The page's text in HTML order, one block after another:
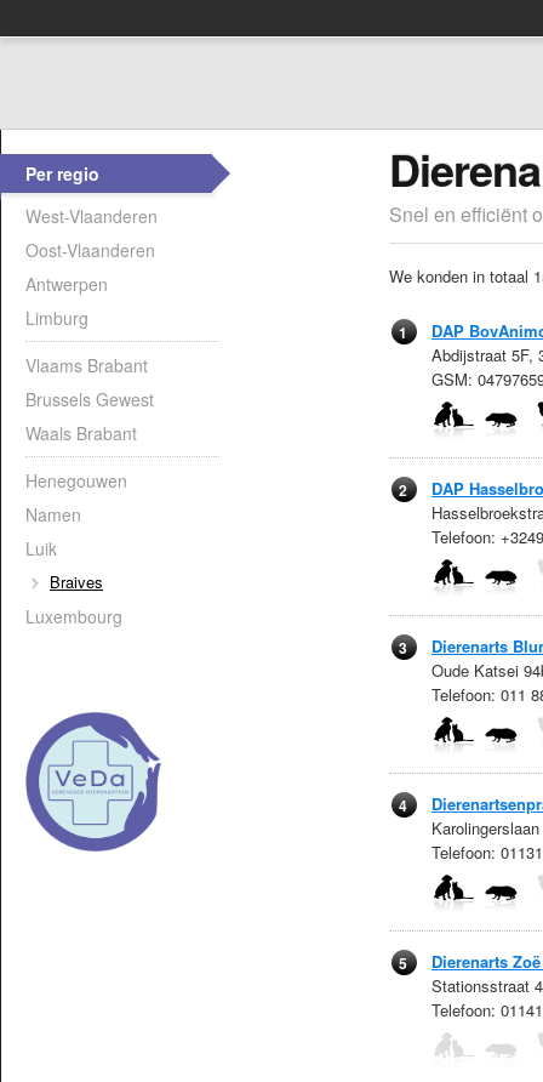
Per regio
West-Vlaanderen
Oost-Vlaanderen
Antwerpen
Limburg
Vlaams Brabant
Brussels Gewest
Waals Brabant
Henegouwen
Namen
Luik
Braives
Luxembourg
Snel en efficiënt
We konden in totaal
1
DAP
Abdijstraat 5F,
GSM:
2
DAP
Telefoon:
3
Dierenarts
Oude Katsei
Telefoon: 011
4
Telefoon:
5
Dierenarts
Stationsstraat
Telefoon: